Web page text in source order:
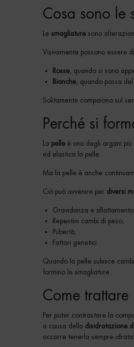
Cosa sono le
Le smagliature sono
Visivamente possono essere
Rosse, quando si sono
Bianche, quando passa del
Solitamente compaiono sul
Perché si
La pelle è uno degli organi
ed elastica la pelle.
Ma la pelle è anche
Ciò può avvenire per diversi
Gravidanza e
Repentini cambi di peso;
Pubertà;
Fattori genetici.
Quando la pelle subisce
formino le smagliature.
Come trattare
Per poter contrastare la
a causa della disidratazione
occorre tenerla sempre